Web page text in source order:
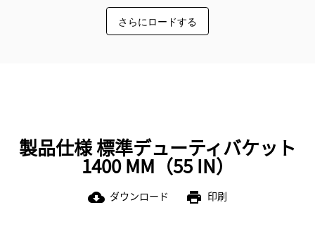
にも、あらゆる用途に適したチップ
ソリューションをご用意していま
あります（ピングラバパフォーマン
スバケットを除く）。 ピングラバパ
フォーマンスバケットには埋込み型
やコーナー部の整備ができます。
アタッチメントがきちんと固定され
ているか、カプラのセカンダリラッ
チを目視およびラッチ音で確認しま
す。また、アタッチメントが常にオ
さらにロードする
製品仕様 標準デューティバケット
1400 MM（55 IN）
cloud_download ダウンロード print 印刷